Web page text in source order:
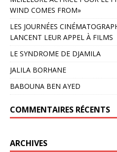
WIND COMES FROM»
LES JOURNÉES
LANCENT LEUR APPEL À FILMS
LE SYNDROME DE DJAMILA
JALILA BORHANE
BABOUNA BEN AYED
COMMENTAIRES RÉCENTS
ARCHIVES